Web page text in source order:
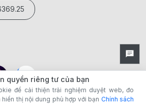
quyền riêng tư của bạn
để cải thiện trải nghiệm duyệt web, đo
thị nội dung phù hợp với bạn Chính sách